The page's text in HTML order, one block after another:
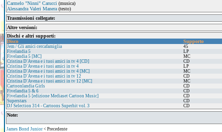
Carmelo "Ninni" Carucci (musica)
Alessandra Valeri Manera (testo)
Trasmissioni collegate:
Altre versioni:
Dischi e altri supporti:
Disco
Supporto
Jem / Gli amici cercafamiglia
45
Fivelandia 5
LP
Fivelandia 5 [MC]
MC
Cristina D'Avena e i tuoi amici in tv 4 [CD]
CD
Cristina D'Avena e i tuoi amici in tv 4
LP
Cristina D'Avena e i tuoi amici in tv 4 [MC]
MC
Cristina D'Avena e i tuoi amici in tv 12
CD
Cristina D'Avena e i tuoi amici in tv 12 [MC]
MC
Cartoonlandia Girls
CD
Fivelandia 5 & 6
CD
Fivelandia 5 [edizione Mediaset Cartoon Music]
CD
Superstars
CD
DJ Selection 314 - Cartoons Superhit vol. 3
CD
Note:
James Bond Junior < Precedente